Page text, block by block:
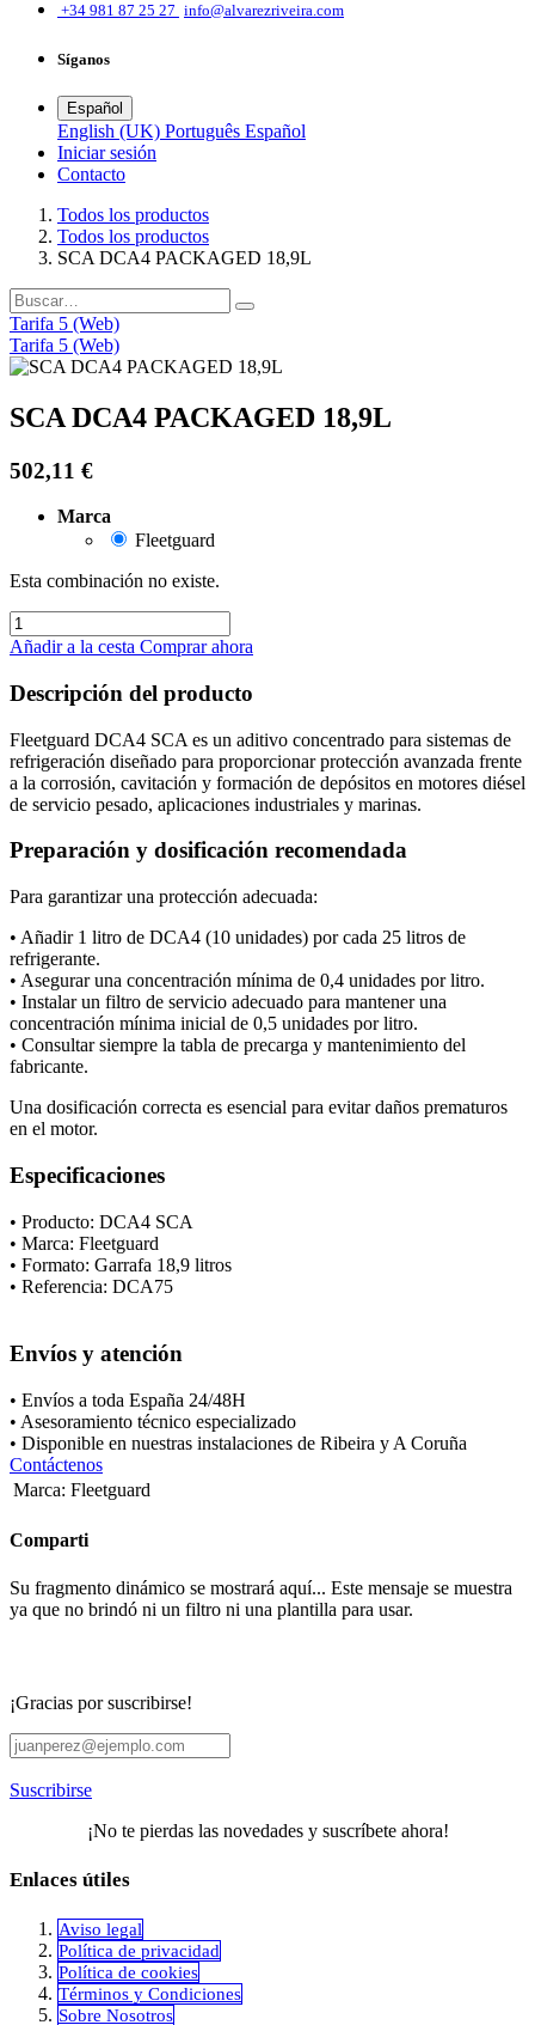
+34 981 87 25 27 info@alvarezriveira.com
Síganos
Español
English (UK) Português Español
Iniciar sesión
​Contacto
Todos los productos
Todos los productos
SCA DCA4 PACKAGED 18,9L
Tarifa 5 (Web)
Tarifa 5 (Web)
SCA DCA4 PACKAGED 18,9L
502,11 €
Marca
Fleetguard
Esta combinación no existe.
Añadir a la cesta Comprar ahora
Descripción del producto
Fleetguard DCA4 SCA es un aditivo concentrado para sistemas de
refrigeración diseñado para proporcionar protección avanzada frente
a la corrosión, cavitación y formación de depósitos en motores diésel
de servicio pesado, aplicaciones industriales y marinas.
Preparación y dosificación recomendada
Para garantizar una protección adecuada:
• Añadir 1 litro de DCA4 (10 unidades) por cada 25 litros de
refrigerante.
• Asegurar una concentración mínima de 0,4 unidades por litro.
• Instalar un filtro de servicio adecuado para mantener una
concentración mínima inicial de 0,5 unidades por litro.
• Consultar siempre la tabla de precarga y mantenimiento del
fabricante.
Una dosificación correcta es esencial para evitar daños prematuros
en el motor.
Especificaciones
• Producto: DCA4 SCA
• Marca: Fleetguard
• Formato: Garrafa 18,9 litros
• Referencia: DCA75
Envíos y atención
• Envíos a toda España 24/48H
• Asesoramiento técnico especializado
• Disponible en nuestras instalaciones de Ribeira y A Coruña
Contáctenos
Marca: Fleetguard
Comparti
Su fragmento dinámico se mostrará aquí... Este mensaje se muestra
ya que no brindó ni un filtro ni una plantilla para usar.
¡Gracias por suscribirse!
Suscribirse
¡No te pierdas las novedades y suscríbete ahora!
Enlaces útiles
Aviso legal
Política de privacidad
​Política de cookies
Términos y Condiciones
Sobre Nosotros